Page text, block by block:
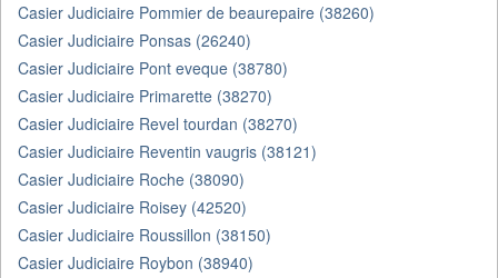
Casier Judiciaire Pommier de beaurepaire (38260)
Casier Judiciaire Ponsas (26240)
Casier Judiciaire Pont eveque (38780)
Casier Judiciaire Primarette (38270)
Casier Judiciaire Revel tourdan (38270)
Casier Judiciaire Reventin vaugris (38121)
Casier Judiciaire Roche (38090)
Casier Judiciaire Roisey (42520)
Casier Judiciaire Roussillon (38150)
Casier Judiciaire Roybon (38940)